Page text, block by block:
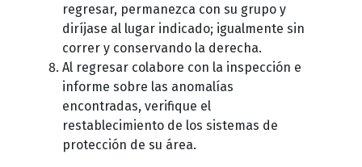
regresar, permanezca con su grupo y
diríjase al lugar indicado; igualmente sin
correr y conservando la derecha.
Al regresar colabore con la inspección e
informe sobre las anomalías
encontradas, verifique el
restablecimiento de los sistemas de
protección de su área.